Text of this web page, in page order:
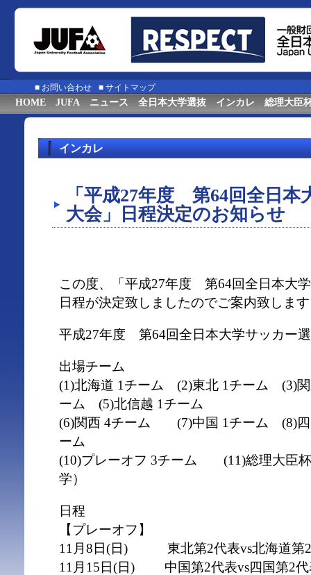
■ お問い合わせ ■ サイトマップ
HOME JUFA ニュース 全日本大学選抜 インカレ 総理大臣
インカレ
「平成27年度 第64回全日本
大会」日程決定のお知らせ
この度、「平成27年度 第64回全日本大
日程が決定致しましたのでご案内致しま
平成27年度 第64回全日本大学サッカー
出場チーム
(1)北海道 1チーム (2)東北 1チーム (3)
ーム (5)北信越 1チーム
(6)関西 4チーム (7)中国 1チーム (8)四
ーム
(10)プレーオフ 3チーム (11)総理大臣杯
学）
日程
【プレーオフ】
11月8日(日) 東北第2代表vs北海道第
11月15日(日) 中国第2代表vs四国第2代